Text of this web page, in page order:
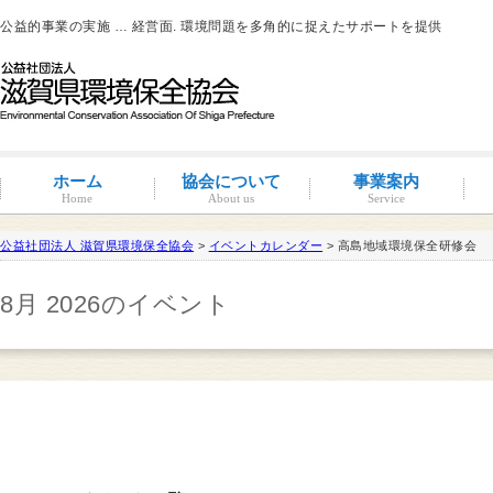
公益的事業の実施 … 経営面. 環境問題を多角的に捉えたサポートを提供
ホーム
Home
協会について
About us
概要と沿革
組織図・役員紹介
情報公開
コンプライアンス
事業案内
Service
コンプライアンス支援
地域連携事業
環境負荷低減活動支援
環境経営の支援
事業サポート
水処理分科会
派遣事業
水質
大気
土壌汚染
産業廃棄物
騒音・振動・悪臭防止
省エネルギー
ISO14001
その他
滋賀県条例関係
有機物分解装置
自動手洗い乾燥装置
新クリラック処理
会員一覧
入会案内
会員の特典
公益社団法人 滋賀県環境保全協会 > イベントカレンダー > 高島地域環境保全研修会
8月 2026のイベント